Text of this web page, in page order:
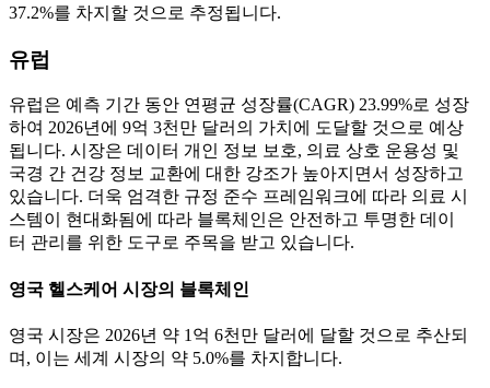
37.2%를 차지할 것으로 추정됩니다.
유럽
유럽은 예측 기간 동안 연평균 성장률(CAGR) 23.99%로 성장
하여 2026년에 9억 3천만 달러의 가치에 도달할 것으로 예상
됩니다. 시장은 데이터 개인 정보 보호, 의료 상호 운용성 및
국경 간 건강 정보 교환에 대한 강조가 높아지면서 성장하고
있습니다. 더욱 엄격한 규정 준수 프레임워크에 따라 의료 시
스템이 현대화됨에 따라 블록체인은 안전하고 투명한 데이
터 관리를 위한 도구로 주목을 받고 있습니다.
영국 헬스케어 시장의 블록체인
영국 시장은 2026년 약 1억 6천만 달러에 달할 것으로 추산되
며, 이는 세계 시장의 약 5.0%를 차지합니다.